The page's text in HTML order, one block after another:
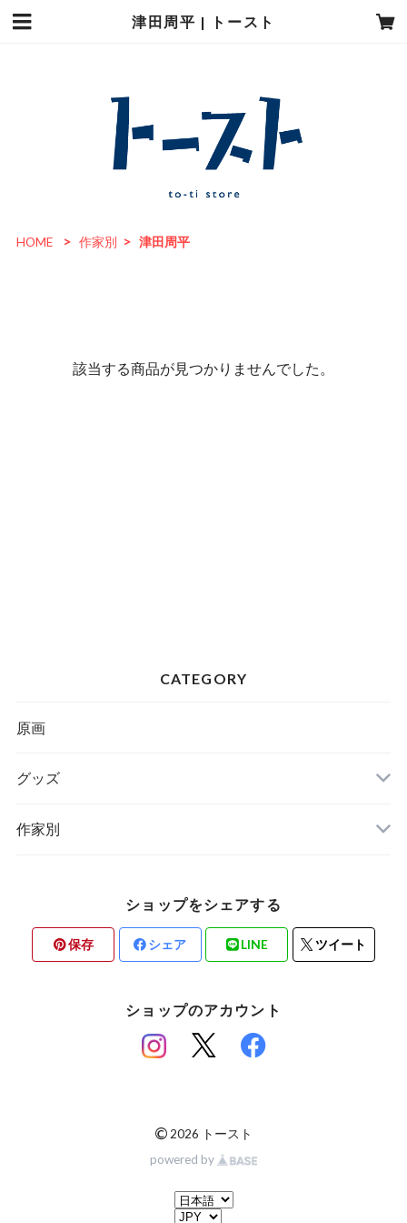
津田周平 | トースト
HOME 作家別 津田周平
該当する商品が見つかりませんでした。
CATEGORY
原画
グッズ
ステーショナリー
作家別
ショップをシェアする
保存 シェア LINE ツイート
ショップのアカウント
© 2026 トースト
powered by